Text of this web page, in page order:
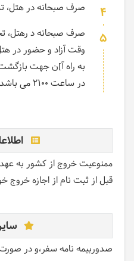
4 صرف صبحانه در هتل،
5
به راه آ]ن جهت
در ساعت 2100 می باشد.
ممنوعیت خروج از کشور به
قبل از ثبت نام از اجازه
صدوربیمه نامه سفر،و در